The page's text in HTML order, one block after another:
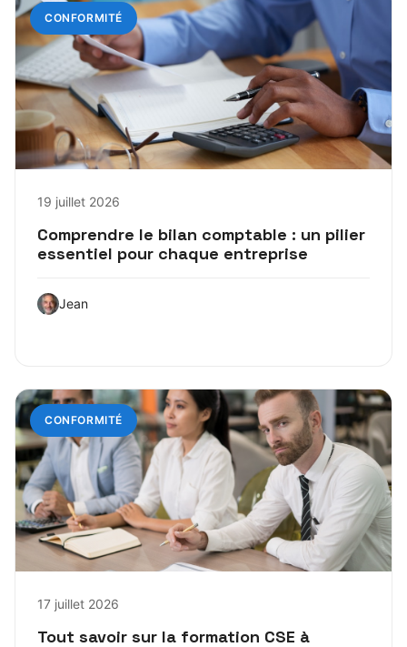
CONFORMITÉ
19 juillet 2026
Comprendre le bilan comptable : un pilier
essentiel pour chaque entreprise
Jean
CONFORMITÉ
17 juillet 2026
Tout savoir sur la formation CSE à